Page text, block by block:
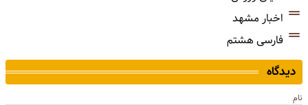
اخبار مشهد
فارسی هشتم
دیدگاه
نام